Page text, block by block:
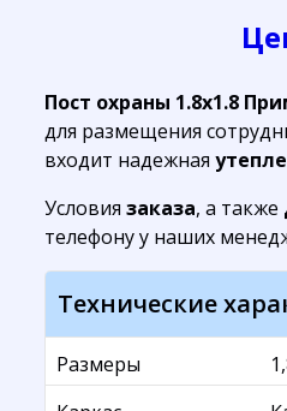
Пост охраны 1.8х1.8
для размещения
входит надежная
Условиязаказа, а также
телефону у наших
Технические
Размеры